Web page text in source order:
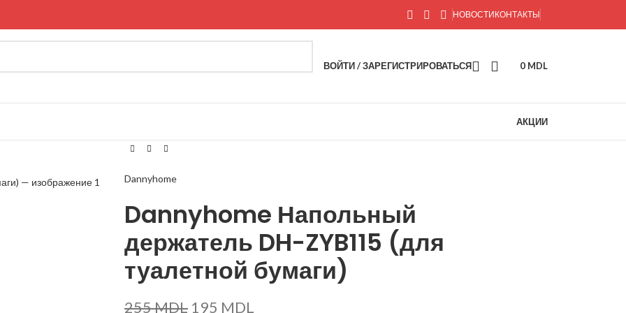
НОВОСТИКОНТАКТЫ
ВОЙТИ / ЗАРЕГИСТРИРОВАТЬСЯ 0 MDL
АКЦИИ
Dannyhome
Dannyhome Напольный
держатель DH-ZYB115 (для
туалетной бумаги)
255MDL 195 MDL